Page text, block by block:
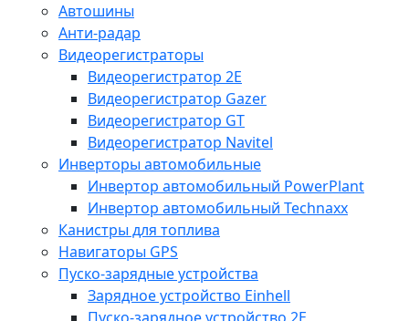
Автошины
Анти-радар
Видеорегистраторы
Видеорегистратор 2E
Видеорегистратор Gazer
Видеорегистратор GT
Видеорегистратор Navitel
Инверторы автомобильные
Инвертор автомобильный PowerPlant
Инвертор автомобильный Technaxx
Канистры для топлива
Навигаторы GPS
Пуско-зарядные устройства
Зарядное устройство Einhell